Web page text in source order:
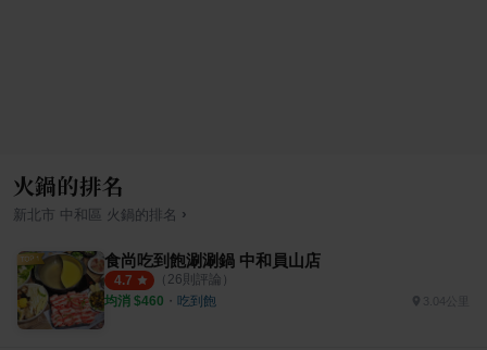
火鍋的排名
新北市 中和區 火鍋的排名 ›
食尚吃到飽涮涮鍋 中和員山店
4.7 （ 26則評論）
均消 $460 ・ 吃到飽